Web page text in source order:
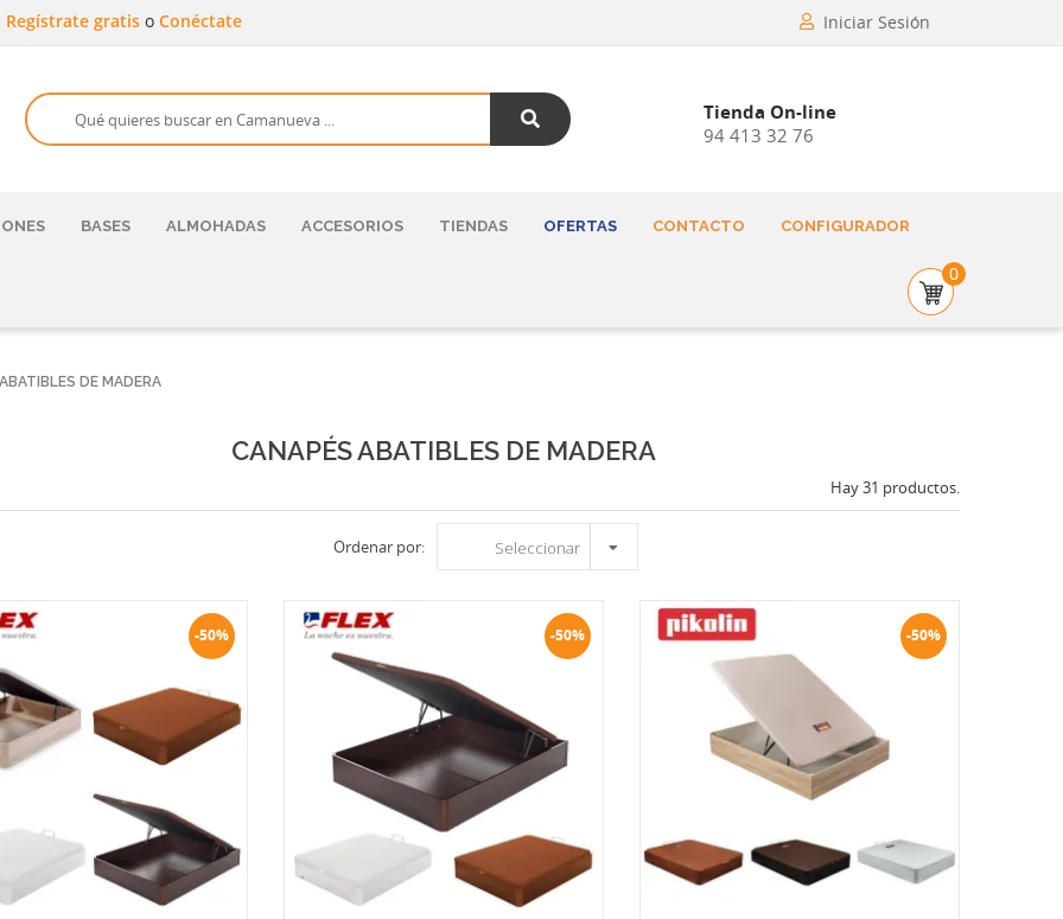
Regístrate gratis o Conéctate Iniciar Sesión
Tienda On-line
94 413 32 76
BASES ALMOHADAS ACCESORIOS TIENDAS OFERTAS CONTACTO CONFIGURADOR
0
DE MADERA
CANAPÉS ABATIBLES DE MADERA
Hay 31 productos.
Ordenar por: Seleccionar
-50% -50% -50%